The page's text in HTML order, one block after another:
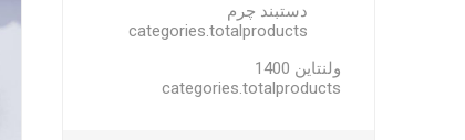
دستبند چرم
categories.totalproducts
ولنتاین 1400
categories.totalproducts